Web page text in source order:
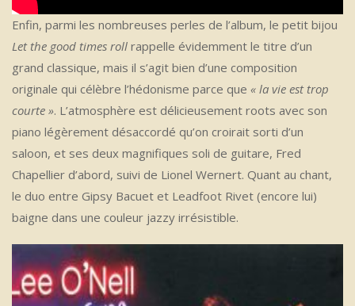
Enfin, parmi les nombreuses perles de l’album, le petit bijou
Let the good times roll rappelle évidemment le titre d’un
grand classique, mais il s’agit bien d’une composition
originale qui célèbre l’hédonisme parce que « la vie est trop
courte ». L’atmosphère est délicieusement roots avec son
piano légèrement désaccordé qu’on croirait sorti d’un
saloon, et ses deux magnifiques soli de guitare, Fred
Chapellier d’abord, suivi de Lionel Wernert. Quant au chant,
le duo entre Gipsy Bacuet et Leadfoot Rivet (encore lui)
baigne dans une couleur jazzy irrésistible.